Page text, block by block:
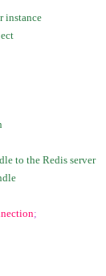
instance
to the Redis server
;